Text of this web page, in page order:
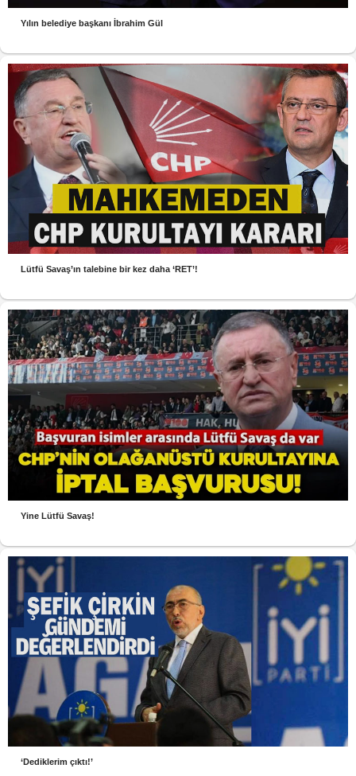
Yılın belediye başkanı İbrahim Gül
Lütfü Savaş’ın talebine bir kez daha ‘RET’!
Yine Lütfü Savaş!
‘Dediklerim çıktı!’